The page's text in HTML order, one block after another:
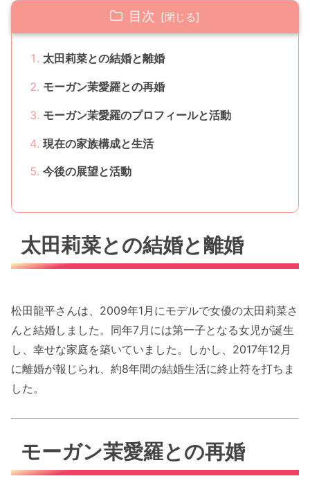
目次
太田莉菜との結婚と離婚
モーガン茉愛羅との再婚
モーガン茉愛羅のプロフィールと活動
現在の家族構成と生活
今後の展望と活動
太田莉菜との結婚と離婚
松田龍平さんは、2009年1月にモデルで女優の太田莉菜さ
んと結婚しました。同年7月には第一子となる女児が誕生
し、幸せな家庭を築いていました。しかし、2017年12月
に離婚が報じられ、約8年間の結婚生活に終止符を打ちま
した。
モーガン茉愛羅との再婚